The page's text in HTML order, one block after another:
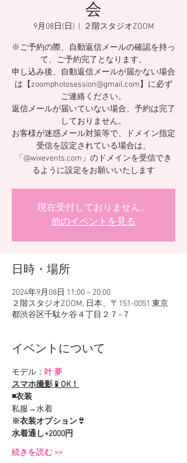
会
9月08日(日) ２階スタジオZOOM
※ご予約の際、自動返信メールの確認を持っ
て、ご予約完了となります。
申し込み後、自動返信メールが届かない場合
は【zoomphotosession@gmail.com】に必ず
ご連絡ください。
返信メールが届いていない場合、予約は完了
しておりません。
お客様が迷惑メール対策等で、ドメイン指定
受信を設定されている場合は、
「@wixevents.com」のドメインを受信でき
るように設定をお願いいたします
現在受付しておりません。
他のイベントを見る
日時・場所
2024年9月08日 11:00 – 20:00
２階スタジオZOOM, 日本、〒151-0051 東京
都渋谷区千駄ケ谷４丁目２７−７
イベントについて
モデル： 叶 夢
スマホ撮影📱OK！
◾️衣装
私服→水着
※衣装オプション👙
水着通し+2000円
続きを読む >>